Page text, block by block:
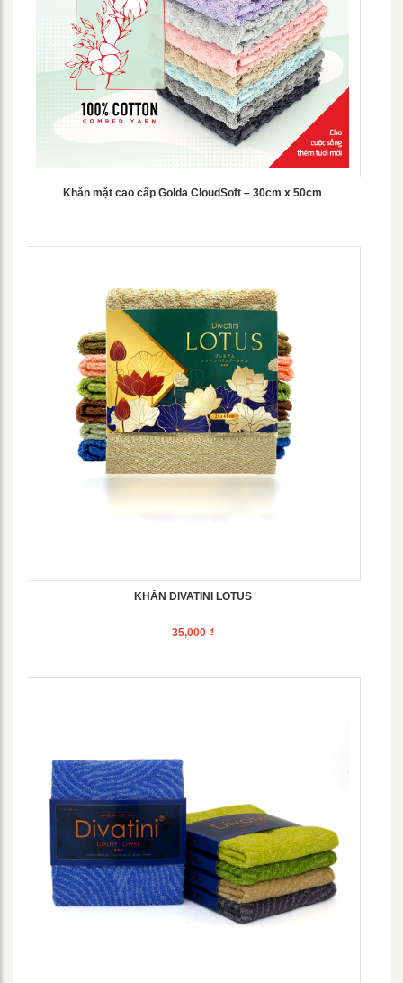
Khăn mặt cao cấp Golda CloudSoft – 30cm x 50cm
KHĂN DIVATINI LOTUS
35,000 ₫